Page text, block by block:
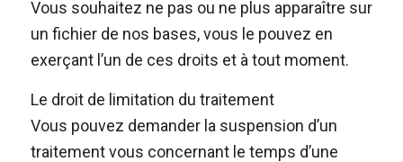
Vous souhaitez ne pas ou ne plus apparaître sur
un fichier de nos bases, vous le pouvez en
exerçant l’un de ces droits et à tout moment.
Le droit de limitation du traitement
Vous pouvez demander la suspension d’un
traitement vous concernant le temps d’une